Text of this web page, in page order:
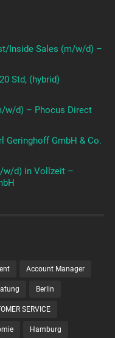
Inside Sales (m/w/d) –
Std, (hybrid)
w/d) – Phocus Direct
Geringhoff GmbH & Co.
w/d) in Vollzeit –
Account Manager
Berlin
SERVICE
Hamburg